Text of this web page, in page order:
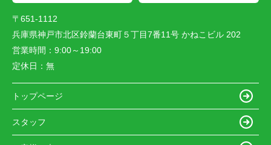
〒651-1112
兵庫県神戸市北区鈴蘭台東町５丁目7番11号 かねこビル 202
営業時間： 9:00～19:00
定休日： 無
トップページ
スタッフ